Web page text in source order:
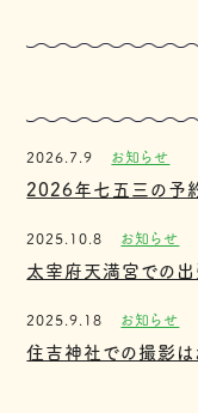
2026.7.9 お知らせ
2026年七五三の予
2025.10.8 お知らせ
太宰府天満宮での出
2025.9.18 お知らせ
住吉神社での撮影は